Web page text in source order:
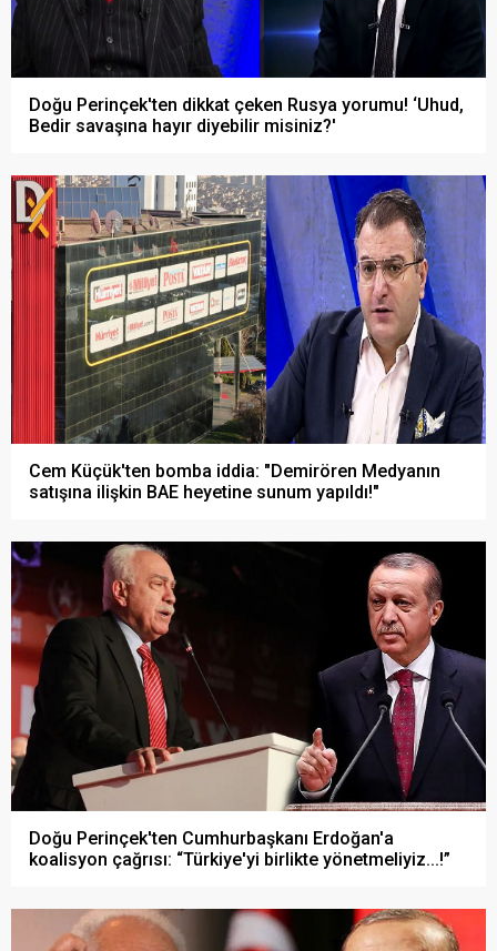
Doğu Perinçek'ten dikkat çeken Rusya yorumu! ‘Uhud,
Bedir savaşına hayır diyebilir misiniz?'
Cem Küçük'ten bomba iddia: "Demirören Medyanın
satışına ilişkin BAE heyetine sunum yapıldı!"
Doğu Perinçek'ten Cumhurbaşkanı Erdoğan'a
koalisyon çağrısı: “Türkiye'yi birlikte yönetmeliyiz...!”